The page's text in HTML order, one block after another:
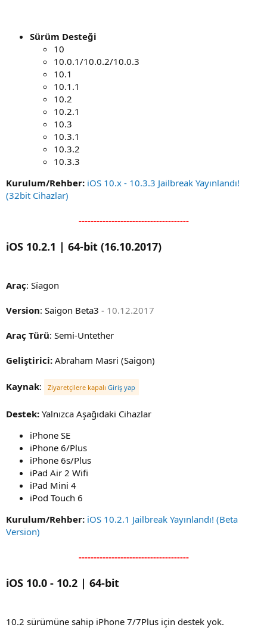
Sürüm Desteği
10
10.0.1/10.0.2/10.0.3
10.1
10.1.1
10.2
10.2.1
10.3
10.3.1
10.3.2
10.3.3
Kurulum/Rehber: iOS 10.x - 10.3.3 Jailbreak Yayınlandı!
(32bit Cihazlar)
-------------------------------------
iOS 10.2.1 | 64-bit (16.10.2017)
Araç: Sïagon
Version: Saigon Beta3 - 10.12.2017
Araç Türü: Semi-Untether
Geliştirici: Abraham Masri (Saigon)
Kaynak: Ziyaretçilere kapalı Giriş yap
Destek: Yalnızca Aşağıdaki Cihazlar
iPhone SE
iPhone 6/Plus
iPhone 6s/Plus
iPad Air 2 Wifi
iPad Mini 4
iPod Touch 6
Kurulum/Rehber: iOS 10.2.1 Jailbreak Yayınlandı! (Beta
Version)
-------------------------------------
iOS 10.0 - 10.2 | 64-bit
10.2 sürümüne sahip iPhone 7/7Plus için destek yok.